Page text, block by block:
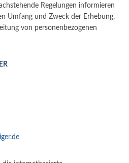
Regelungen informieren
Umfang und Zweck der Erhebung,
von personenbezogenen